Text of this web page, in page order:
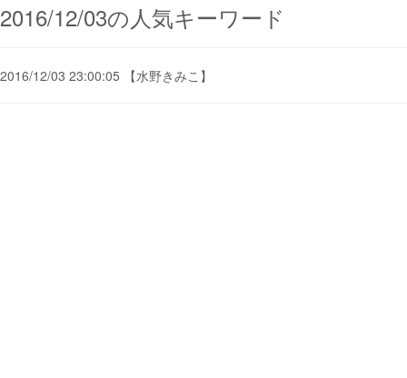
2016/12/03の人気キーワード
2016/12/03 23:00:05 【水野きみこ】